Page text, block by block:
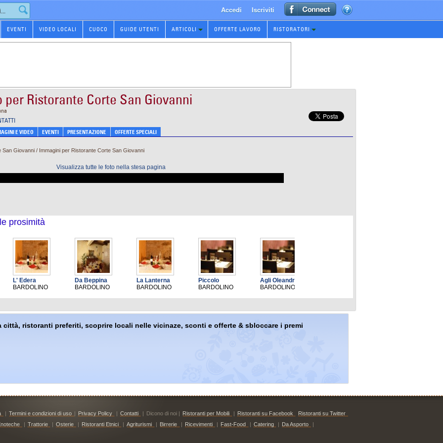
Accedi Iscriviti
EVENTI VIDEO LOCALI CUOCO GUIDE UTENTI ARTICOLI OFFERTE LAVORO RISTORATORI
Ristorante Corte San Giovanni
E VIDEO EVENTI PRESENTAZIONE OFFERTE SPECIALI
Giovanni / Immagini per Ristorante Corte San Giovanni
Visualizza tutte le foto nella stesa pagina
prosimità
L' Edera
BARDOLINO
Da Beppina
BARDOLINO
La Lanterna
BARDOLINO
Piccolo
BARDOLINO
Agli Oleandri
BARDOLINO
città, ristoranti preferiti, scoprire locali nelle vicinaze, sconti e offerte & sbloccare i premi
| Termini e condizioni di uso | Privacy Policy | Contatti | Dicono di noi | Ristoranti per Mobili | Ristoranti su Facebook
Ristoranti su Twitter
| Trattorie | Osterie | Ristoranti Etnici | Agriturismi | Birrerie | Ricevimenti | Fast-Food | Catering | Da Asporto
|